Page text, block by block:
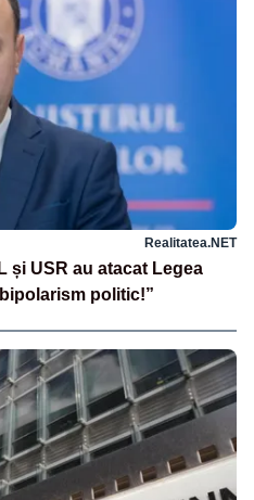
Realitatea.NET
și USR au atacat Legea
politic!”